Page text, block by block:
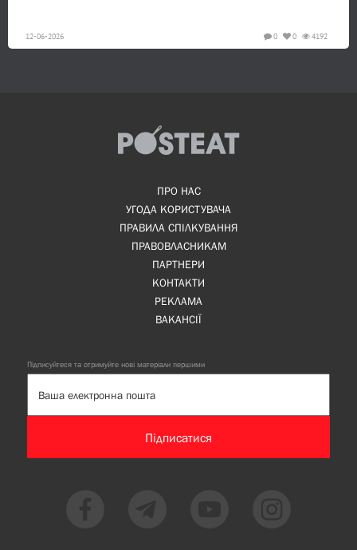
12-06-2026 4192
0
0
ПРО НАС
УГОДА КОРИСТУВАЧА
ПРАВИЛА СПІЛКУВАННЯ
ПРАВОВЛАСНИКАМ
ПАРТНЕРИ
КОНТАКТИ
РЕКЛАМА
ВАКАНСІЇ
Підписуйтеся та отримуйте нові матеріали першими
Підписатися